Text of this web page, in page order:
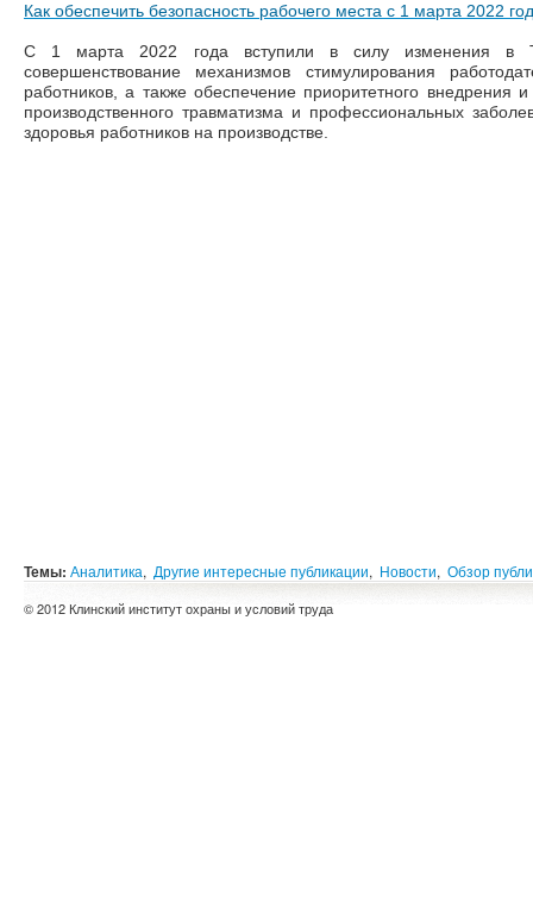
Как обеспечить безопасность рабочего места с 1 марта 2022
С 1 марта 2022 года вступили в силу изменения в
совершенствование механизмов стимулирования
работников, а также обеспечение приоритетного внедрения
производственного травматизма и профессиональных
здоровья работников на производстве.
Темы: Аналитика, Другие интересные публикации, Новости, Обзор
© 2012 Клинский институт охраны и условий труда